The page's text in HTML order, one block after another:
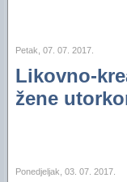
Petak, 07. 07. 2017.
Likovno-
žene
Ponedjeljak, 03. 07. 2017.